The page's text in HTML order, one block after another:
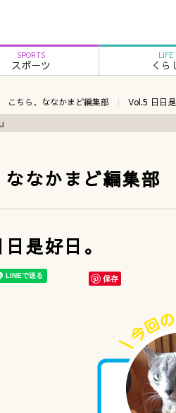
SPORTS
スポーツ
LIFE
くら
こちら、ななかまど編集部 Vol.5 日日是
ななかまど編集部
是好日。
保存